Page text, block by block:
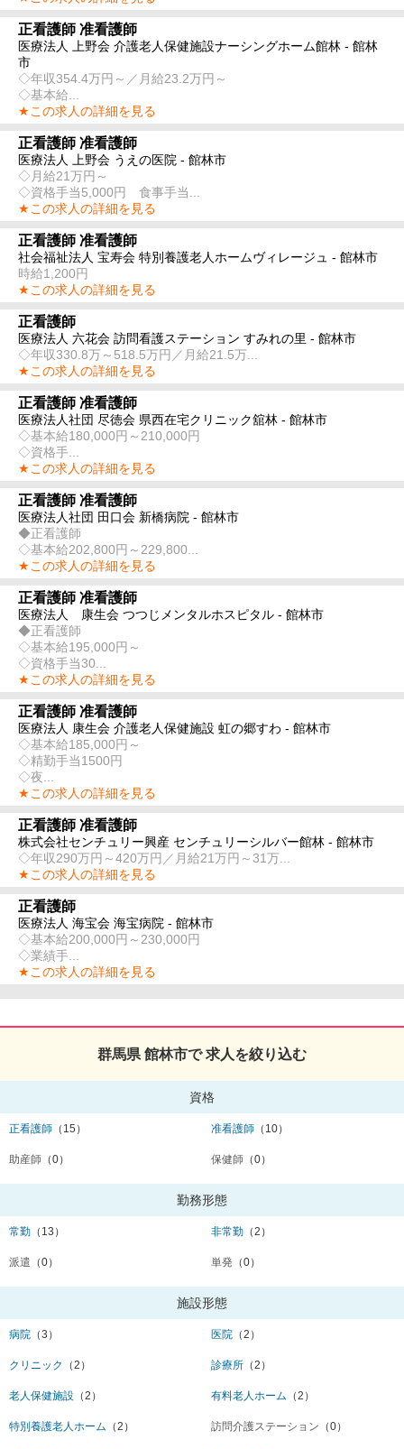
正看護師 准看護師
医療法人 上野会 介護老人保健施設ナーシングホーム館林 - 館林
市
◇年収354.4万円～／月給23.2万円～
◇基本給...
★この求人の詳細を見る
正看護師 准看護師
医療法人 上野会 うえの医院 - 館林市
◇月給21万円～
◇資格手当5,000円 食事手当...
★この求人の詳細を見る
正看護師 准看護師
社会福祉法人 宝寿会 特別養護老人ホームヴィレージュ - 館林市
時給1,200円
★この求人の詳細を見る
正看護師
医療法人 六花会 訪問看護ステーション すみれの里 - 館林市
◇年収330.8万～518.5万円／月給21.5万...
★この求人の詳細を見る
正看護師 准看護師
医療法人社団 尽徳会 県西在宅クリニック舘林 - 館林市
◇基本給180,000円～210,000円
◇資格手...
★この求人の詳細を見る
正看護師 准看護師
医療法人社団 田口会 新橋病院 - 館林市
◆正看護師
◇基本給202,800円～229,800...
★この求人の詳細を見る
正看護師 准看護師
医療法人 康生会 つつじメンタルホスピタル - 館林市
◆正看護師
◇基本給195,000円～
◇資格手当30...
★この求人の詳細を見る
正看護師 准看護師
医療法人 康生会 介護老人保健施設 虹の郷すわ - 館林市
◇基本給185,000円～
◇精勤手当1500円
◇夜...
★この求人の詳細を見る
正看護師 准看護師
株式会社センチュリー興産 センチュリーシルバー館林 - 館林市
◇年収290万円～420万円／月給21万円～31万...
★この求人の詳細を見る
正看護師
医療法人 海宝会 海宝病院 - 館林市
◇基本給200,000円～230,000円
◇業績手...
★この求人の詳細を見る
群馬県 館林市で 求人を絞り込む
資格
正看護師 （15） 准看護師 （10）
助産師 （0） 保健師 （0）
勤務形態
常勤 （13） 非常勤 （2）
派遣 （0） 単発 （0）
施設形態
病院 （3） 医院 （2）
クリニック （2） 診療所 （2）
老人保健施設 （2） 有料老人ホーム （2）
特別養護老人ホーム （2） 訪問介護ステーション （0）